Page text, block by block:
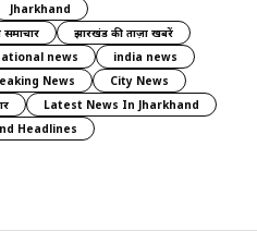
Jharkhand
समाचार
झारखंड की ताज़ा खबरें
news
india news
News
City News
Latest News In Jharkhand
Headlines